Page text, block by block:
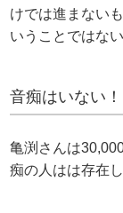
けでは進まない
いうことではな
音痴はいない！
亀渕さんは
痴の人はは存在